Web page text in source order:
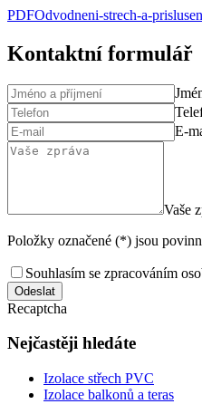
PDFOdvodneni-strech-a-
Kontaktní formulář
E-
Vaše
Položky označené (*) jsou
Souhlasím se zpracováním
Odeslat
Recaptcha
Nejčastěji hledáte
Izolace střech PVC
Izolace balkonů a teras